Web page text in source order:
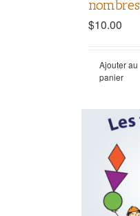
nombres
$10.00
Ajouter au
panier